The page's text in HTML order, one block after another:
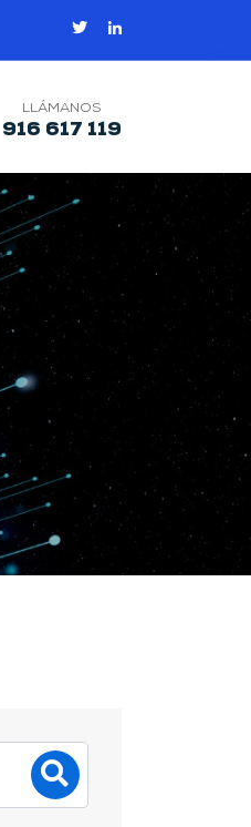
LLÁMANOS
916 617 119